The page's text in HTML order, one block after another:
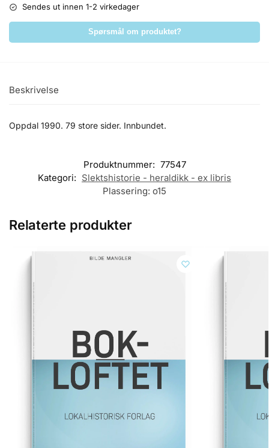
Sendes ut innen 1-2 virkedager
Spørsmål om produktet?
Beskrivelse
Oppdal 1990. 79 store sider. Innbundet.
Produktnummer: 77547
Kategori: Slektshistorie - heraldikk - ex libris
Plassering: o15
Relaterte produkter